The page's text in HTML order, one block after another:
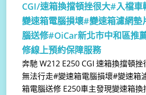
CGI/速箱換擋頓挫很大#入檔
變速箱電腦損壞#變速箱濾網墊
腦送修#OiCar新北市中和區推
修線上預約保障服務
奔馳 W212 E250 CGI 速箱換擋頓
無法行走#變速箱電腦損壞#變速箱
箱電腦送修 E250車主發現變速箱換